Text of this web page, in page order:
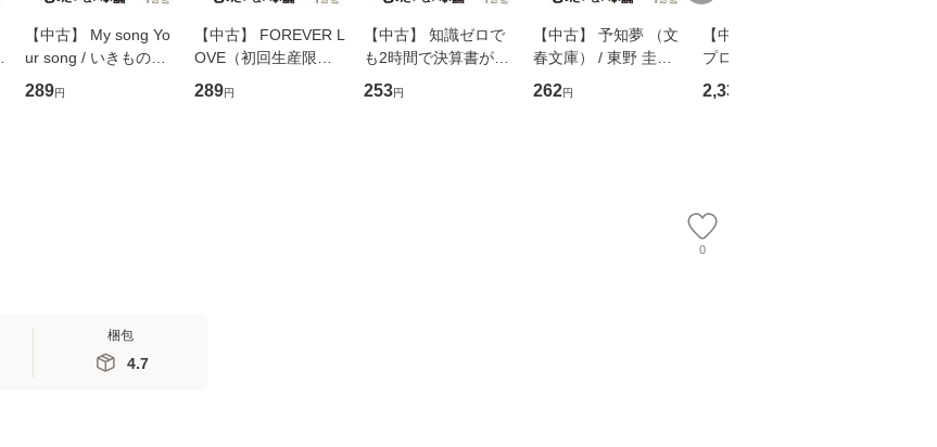
【中古】 My song Yo
ur song / いきものが
かり / [CD]【メール便
送料無料】
289円
【中古】 FOREVER L
OVE（初回生産限定
盤） / 清水翔太×加藤
ミリヤ / [CD]【メール
289円
【中古】 知識ゼロで
も2時間で決算書が読
めるようになる！ 会
計超入門！ / 佐伯 良
253円
【中古】 予知夢 （文
春文庫） / 東野 圭吾 /
文藝春秋 [文庫]【メー
ル便送料無料】
262円
【中古】 野ブタ。を
プロデュース [DVD-B
OX] / バップ [DVD]
【メール便送料無料】
2,335
0
梱包
4.7